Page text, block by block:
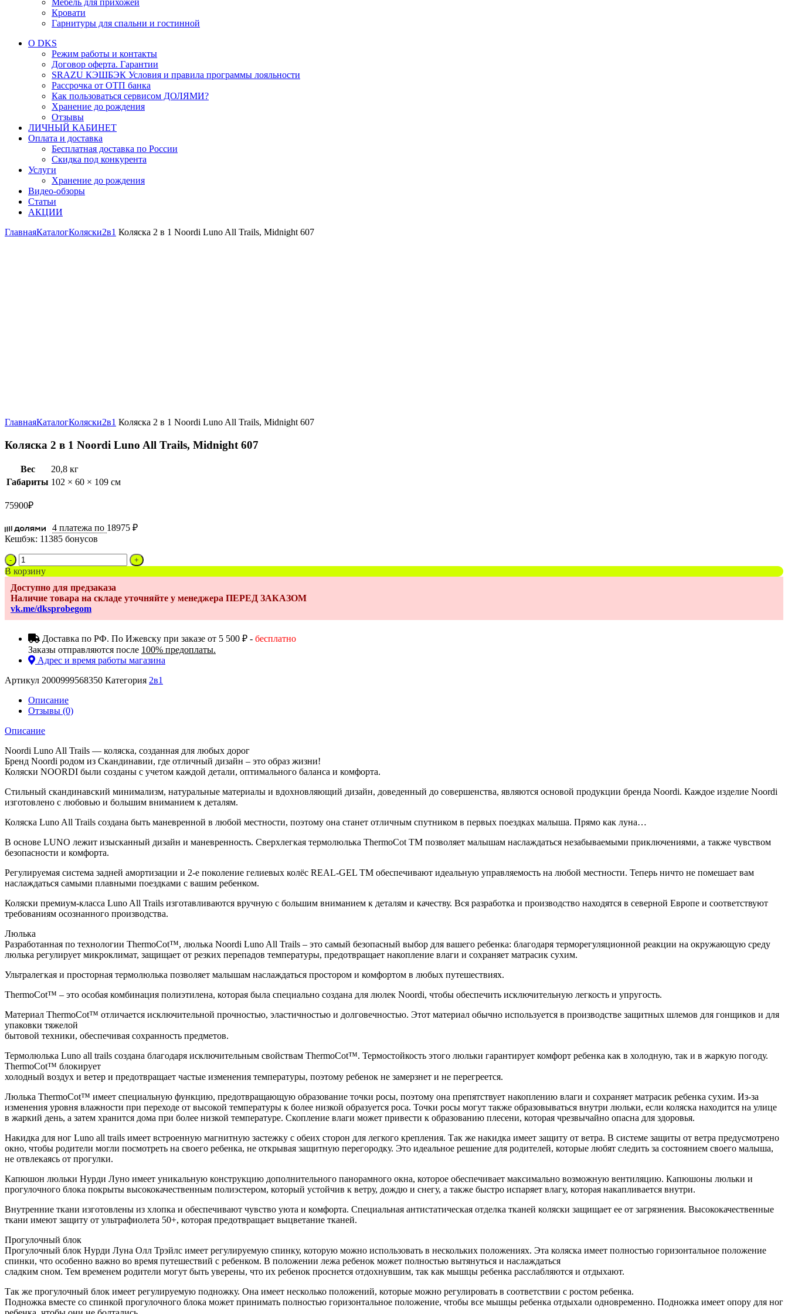
Мебель для прихожей
Кровати
Гарнитуры для спальни и гостинной
О DKS
Режим работы и контакты
Договор оферта. Гарантии
SRAZU КЭШБЭК Условия и правила программы лояльности
Рассрочка от ОТП банка
Как пользоваться сервисом ДОЛЯМИ?
Хранение до рождения
Отзывы
ЛИЧНЫЙ КАБИНЕТ
Оплата и доставка
Бесплатная доставка по России
Скидка под конкурента
Услуги
Хранение до рождения
Видео-обзоры
Статьи
АКЦИИ
ГлавнаяКаталогКоляски2в1 Коляска 2 в 1 Noordi Luno All Trails, Midnight 607
ГлавнаяКаталогКоляски2в1 Коляска 2 в 1 Noordi Luno All Trails, Midnight 607
Коляска 2 в 1 Noordi Luno All Trails, Midnight 607
Вес
20,8 кг
Габариты 102 × 60 × 109 см
75900₽
4 платежа по 18975 ₽
Кешбэк: 11385 бонусов
Количество
товара
Коляска
2
в
1
Noordi
Luno
All
Trails,
Midnight
В корзину
Доступно для предзаказа
Наличие товара на складе уточняйте у менеджера ПЕРЕД ЗАКАЗОМ
vk.me/dksprobegom
Доставка по РФ. По Ижевску при заказе от 5 500 ₽ - бесплатно
Заказы отправляются после 100% предоплаты.
Адрес и время работы магазина
Артикул 2000999568350 Категория 2в1
Описание
Отзывы (0)
Описание
Noordi Luno All Trails — коляска, созданная для любых дорог
Бренд Noordi родом из Скандинавии, где отличный дизайн – это образ жизни!
Коляски NOORDI были созданы с учетом каждой детали, оптимального баланса и комфорта.
Стильный скандинавский минимализм, натуральные материалы и вдохновляющий дизайн, доведенный до совершенства, являются основой продукции бренда Noordi. Каждое изделие Noordi
изготовлено с любовью и большим вниманием к деталям.
Коляска Luno All Trails создана быть маневренной в любой местности, поэтому она станет отличным спутником в первых поездках малыша. Прямо как луна…
В основе LUNO лежит изысканный дизайн и маневренность. Сверхлегкая термолюлька ThermoCot TM позволяет малышам наслаждаться незабываемыми приключениями, а также чувством
безопасности и комфорта.
Регулируемая система задней амортизации и 2-е поколение гелиевых колёс REAL-GEL TM обеспечивают идеальную управляемость на любой местности. Теперь ничто не помешает вам
наслаждаться самыми плавными поездками с вашим ребенком.
Коляски премиум-класса Luno All Trails изготавливаются вручную с большим вниманием к деталям и качеству. Вся разработка и производство находятся в северной Европе и соответствуют
требованиям осознанного производства.
Люлька
Разработанная по технологии ThermoCot™, люлька Noordi Luno All Trails – это самый безопасный выбор для вашего ребенка: благодаря терморегуляционной реакции на окружающую среду
люлька регулирует микроклимат, защищает от резких перепадов температуры, предотвращает накопление влаги и сохраняет матрасик сухим.
Ультралегкая и просторная термолюлька позволяет малышам наслаждаться простором и комфортом в любых путешествиях.
ThermoCot™ – это особая комбинация полиэтилена, которая была специально создана для люлек Noordi, чтобы обеспечить исключительную легкость и упругость.
Материал ThermoCot™ отличается исключительной прочностью, эластичностью и долговечностью. Этот материал обычно используется в производстве защитных шлемов для гонщиков и для
упаковки тяжелой
бытовой техники, обеспечивая сохранность предметов.
Термолюлька Luno all trails создана благодаря исключительным свойствам ThermoCot™. Термостойкость этого люльки гарантирует комфорт ребенка как в холодную, так и в жаркую погоду.
ThermoCot™ блокирует
холодный воздух и ветер и предотвращает частые изменения температуры, поэтому ребенок не замерзнет и не перегреется.
Люлька ThermoCot™ имеет специальную функцию, предотвращающую образование точки росы, поэтому она препятствует накоплению влаги и сохраняет матрасик ребенка сухим. Из-за
изменения уровня влажности при переходе от высокой температуры к более низкой образуется роса. Точки росы могут также образовываться внутри люльки, если коляска находится на улице
в жаркий день, а затем хранится дома при более низкой температуре. Скопление влаги может привести к образованию плесени, которая чрезвычайно опасна для здоровья.
Накидка для ног Luno all trails имеет встроенную магнитную застежку с обеих сторон для легкого крепления. Так же накидка имеет защиту от ветра. В системе защиты от ветра предусмотрено
окно, чтобы родители могли посмотреть на своего ребенка, не открывая защитную перегородку. Это идеальное решение для родителей, которые любят следить за состоянием своего малыша,
не отвлекаясь от прогулки.
Капюшон люльки Нурди Луно имеет уникальную конструкцию дополнительного панорамного окна, которое обеспечивает максимально возможную вентиляцию. Капюшоны люльки и
прогулочного блока покрыты высококачественным полиэстером, который устойчив к ветру, дождю и снегу, а также быстро испаряет влагу, которая накапливается внутри.
Внутренние ткани изготовлены из хлопка и обеспечивают чувство уюта и комфорта. Специальная антистатическая отделка тканей коляски защищает ее от загрязнения. Высококачественные
ткани имеют защиту от ультрафиолета 50+, которая предотвращает выцветание тканей.
Прогулочный блок
Прогулочный блок Нурди Луна Олл Трэйлс имеет регулируемую спинку, которую можно использовать в нескольких положениях. Эта коляска имеет полностью горизонтальное положение
спинки, что особенно важно во время путешествий с ребенком. В положении лежа ребенок может полностью вытянуться и наслаждаться
сладким сном. Тем временем родители могут быть уверены, что их ребенок проснется отдохнувшим, так как мышцы ребенка расслабляются и отдыхают.
Так же прогулочный блок имеет регулируемую подножку. Она имеет несколько положений, которые можно регулировать в соответствии с ростом ребенка.
Подножка вместе со спинкой прогулочного блока может принимать полностью горизонтальное положение, чтобы все мышцы ребенка отдыхали одновременно. Подножка имеет опору для ног